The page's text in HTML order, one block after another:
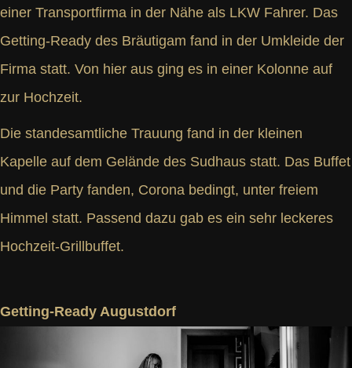
einer Transportfirma in der Nähe als LKW Fahrer. Das
Getting-Ready des Bräutigam fand in der Umkleide der
Firma statt. Von hier aus ging es in einer Kolonne auf
zur Hochzeit.
Die standesamtliche Trauung fand in der kleinen
Kapelle auf dem Gelände des Sudhaus statt. Das Buffet
und die Party fanden, Corona bedingt, unter freiem
Himmel statt. Passend dazu gab es ein sehr leckeres
Hochzeit-Grillbuffet.
Getting-Ready Augustdorf